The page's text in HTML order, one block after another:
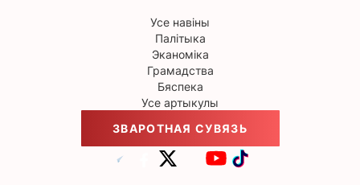
Усе навіны
Палітыка
Эканоміка
Грамадства
Бяспека
Усе артыкулы
ЗВАРОТНАЯ СУВЯЗЬ